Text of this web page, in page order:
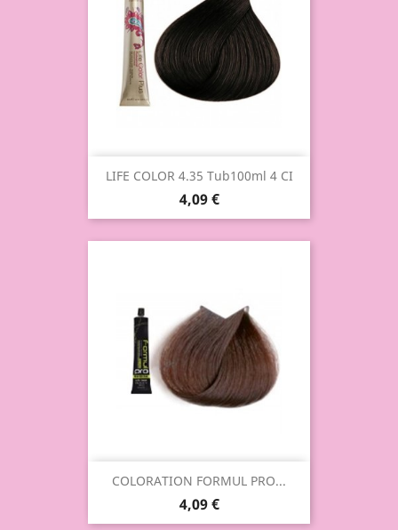
LIFE COLOR 4.35 Tub100ml 4 CI
4,09 €
COLORATION FORMUL PRO...
4,09 €